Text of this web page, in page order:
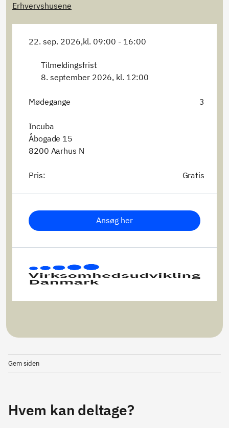
Erhvervshusene
22. sep. 2026,kl. 09:00 - 16:00
Tilmeldingsfrist
8. september 2026, kl. 12:00
Mødegange 3
Incuba
Åbogade 15
8200 Aarhus N
Pris: Gratis
Ansøg her
Gem siden
Hvem kan deltage?